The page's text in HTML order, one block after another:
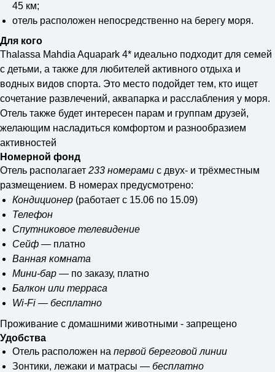
45 км;
отель расположен непосредственно на берегу моря.
Для кого
Thalassa Mahdia Aquapark 4* идеально подходит для семей
с детьми, а также для любителей активного отдыха и
водных видов спорта. Это место подойдет тем, кто ищет
сочетание развлечений, аквапарка и расслабления у моря.
Отель также будет интересен парам и группам друзей,
желающим насладиться комфортом и разнообразием
активностей
Номерной фонд
Отель располагает 233 номерами с двух- и трёхместным
размещением. В номерах предусмотрено:
Кондиционер (работает с 15.06 по 15.09)
Телефон
Спутниковое телевидение
Сейф — платно
Ванная комната
Мини-бар — по заказу, платно
Балкон или терраса
Wi-Fi — бесплатно
Проживание с домашними животными - запрещено
Удобства
Отель расположен на первой береговой линии
Зонтики, лежаки и матрасы — бесплатно